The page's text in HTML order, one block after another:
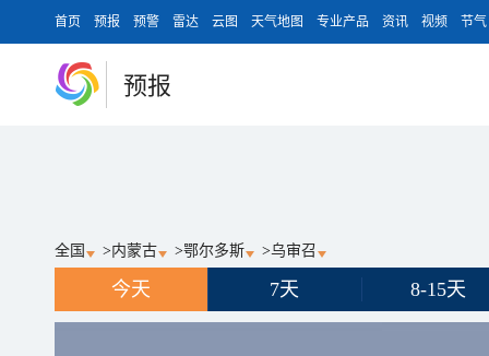
首页 预报 预警 雷达 云图 天气地图 专业产品 资讯 视频 节气
预报
全国 >内蒙古 >鄂尔多斯 >乌审召
今天 7天 8-15天